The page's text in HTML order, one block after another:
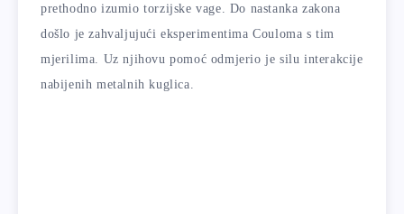
prethodno izumio torzijske vage. Do nastanka zakona
došlo je zahvaljujući eksperimentima Couloma s tim
mjerilima. Uz njihovu pomoć odmjerio je silu interakcije
nabijenih metalnih kuglica.